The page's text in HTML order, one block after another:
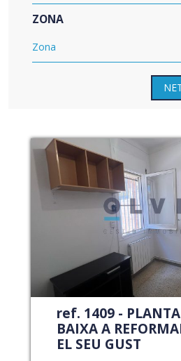
ZONA
Zona
ref. 1409 - PLANTA
BAIXA A
EL SEU GUST